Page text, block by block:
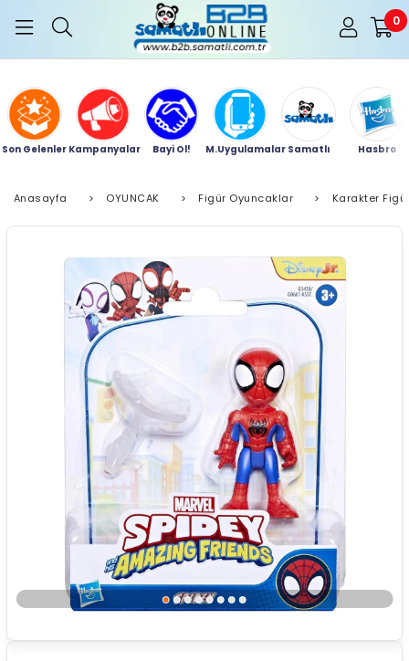
0
Son Gelenler Kampanyalar Bayi Ol! M.Uygulamalar Samatlı Hasbro
Anasayfa > OYUNCAK > Figür Oyuncaklar > Karakter